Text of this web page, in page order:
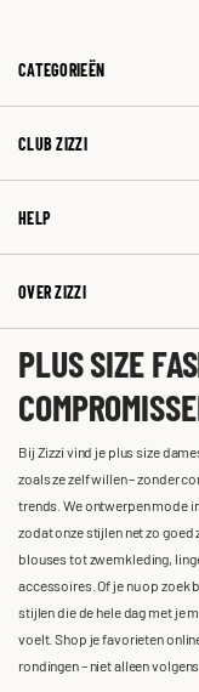
CATEGORIEËN
CLUB ZIZZI
HELP
OVER ZIZZI
PLUS SIZE
Bij Zizzi vind je plus size
zoals ze zelf willen – zonder
trends. We ontwerpen mode
zodat onze stijlen net zo goed
blouses tot zwemkleding,
accessoires. Of je nu op zoek
stijlen die de hele dag met je
voelt. Shop je favorieten
rondingen – niet alleen